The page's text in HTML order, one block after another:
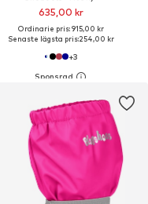
635,00 kr
Ordinarie pris: 915,00 kr
Senaste lägsta pris:254,00 kr
+3